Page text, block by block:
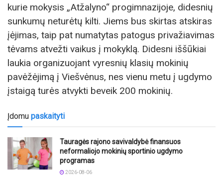
kurie mokysis „Atžalyno“ progimnazijoje, didesnių
sunkumų neturėtų kilti. Jiems bus skirtas atskiras
įėjimas, taip pat numatytas patogus privažiavimas
tėvams atvežti vaikus į mokyklą. Didesni iššūkiai
laukia organizuojant vyresnių klasių mokinių
pavėžėjimą į Viešvėnus, nes vienu metu į ugdymo
įstaigą turės atvykti beveik 200 mokinių.
Įdomu paskaityti
Tauragės rajono savivaldybė finansuos
neformaliojo mokinių sportinio ugdymo
programas
2026-08-06